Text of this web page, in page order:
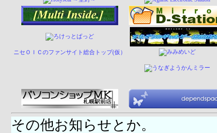
ニセＯＩＣのファンサイト総合トップ(仮）
その他お知らせとか。